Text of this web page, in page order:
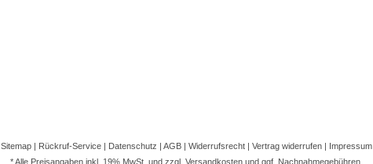
Sitemap| Rückruf-Service| Datenschutz | AGB| Widerrufsrecht| Vertrag widerrufen| Impressum
* Alle Preisangaben inkl. 19% MwSt. und zzgl. Versandkostenund ggf. Nachnahmegebühren.